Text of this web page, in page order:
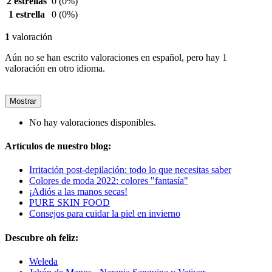
1 estrella
0 (0%)
1 valoración
Aún no se han escrito valoraciones en español, pero hay 1
valoración en otro idioma.
Mostrar
No hay valoraciones disponibles.
Artículos de nuestro blog:
Irritación post-depilación: todo lo que necesitas saber
Colores de moda 2022: colores "fantasía"
¡Adiós a las manos secas!
PURE SKIN FOOD
Consejos para cuidar la piel en invierno
Descubre oh feliz:
Weleda